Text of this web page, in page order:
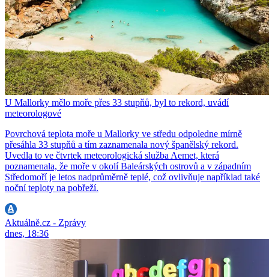
U Mallorky mělo moře přes 33 stupňů, byl to rekord, uvádí
meteorologové
Povrchová teplota moře u Mallorky ve středu odpoledne mírně
přesáhla 33 stupňů a tím zaznamenala nový španělský rekord.
Uvedla to ve čtvrtek meteorologická služba Aemet, která
poznamenala, že moře v okolí Baleárských ostrovů a v západním
Středomoří je letos nadprůměrně teplé, což ovlivňuje například také
noční teploty na pobřeží.
Aktuálně.cz - Zprávy
dnes, 18:36